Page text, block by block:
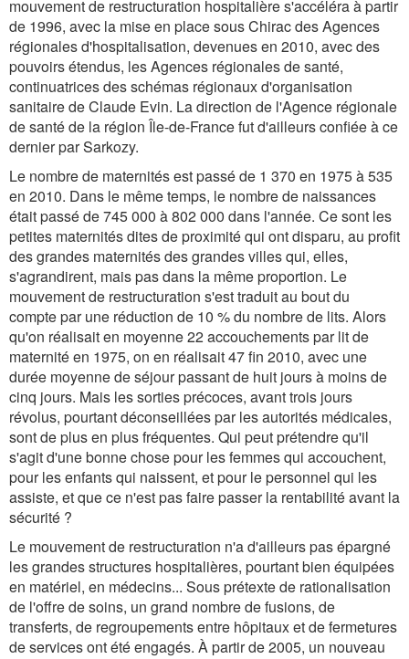
mouvement de restructuration hospitalière s'accéléra à partir
de 1996, avec la mise en place sous Chirac des Agences
régionales d'hospitalisation, devenues en 2010, avec des
pouvoirs étendus, les Agences régionales de santé,
continuatrices des schémas régionaux d'organisation
sanitaire de Claude Evin. La direction de l'Agence régionale
de santé de la région Île-de-France fut d'ailleurs confiée à ce
dernier par Sarkozy.
Le nombre de maternités est passé de 1 370 en 1975 à 535
en 2010. Dans le même temps, le nombre de naissances
était passé de 745 000 à 802 000 dans l'année. Ce sont les
petites maternités dites de proximité qui ont disparu, au profit
des grandes maternités des grandes villes qui, elles,
s'agrandirent, mais pas dans la même proportion. Le
mouvement de restructuration s'est traduit au bout du
compte par une réduction de 10 % du nombre de lits. Alors
qu'on réalisait en moyenne 22 accouchements par lit de
maternité en 1975, on en réalisait 47 fin 2010, avec une
durée moyenne de séjour passant de huit jours à moins de
cinq jours. Mais les sorties précoces, avant trois jours
révolus, pourtant déconseillées par les autorités médicales,
sont de plus en plus fréquentes. Qui peut prétendre qu'il
s'agit d'une bonne chose pour les femmes qui accouchent,
pour les enfants qui naissent, et pour le personnel qui les
assiste, et que ce n'est pas faire passer la rentabilité avant la
sécurité ?
Le mouvement de restructuration n'a d'ailleurs pas épargné
les grandes structures hospitalières, pourtant bien équipées
en matériel, en médecins... Sous prétexte de rationalisation
de l'offre de soins, un grand nombre de fusions, de
transferts, de regroupements entre hôpitaux et de fermetures
de services ont été engagés. À partir de 2005, un nouveau